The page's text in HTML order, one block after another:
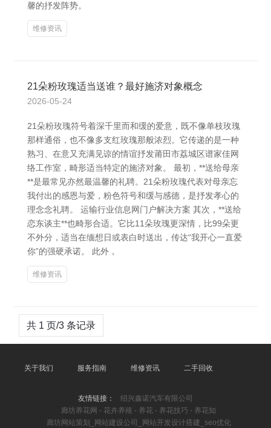
馨的抒发阵势。
维修资讯
21朵粉玫瑰适当送谁？最好施济对象概念
2026-05-24
21朵粉玫瑰符号着深千里而和缓的爱意，既不像单枝玫瑰
那样通俗，也不像多支红玫瑰那般浓烈。它传递的是一种
熟习、在意又充满见谅的情谊抒发莆田市荔城区谱家佳网
络工作室，畸形适当特定的施济对象。 最初，**送给母亲
**是最常见亦然最温馨的礼聘。21朵粉玫瑰代表对母亲忘
我付出的感恩与爱，粉色符号和缓与感德，是抒发孝心的
理念念礼聘。 运输行业信息网门户解决方案 其次，**送给
恋东谈主**也畸形合适。它比11朵玫瑰更深情，比99朵更
不外分，适当在缅想日或表白时送出，传达“我开心一直爱
你”的强硬承诺。 此外，
维修资讯
共 1 页/3 条记录
关于我们 服务指南 维修资讯 二手回收
友情链接：
绍兴鑫诺汽车有限公司
廊坊养花网 - 花卉养殖 - 养花 - 养花技巧 - 养花知
廊坊网站策划_网站建设公司_网站开发设计搭建_seo优化